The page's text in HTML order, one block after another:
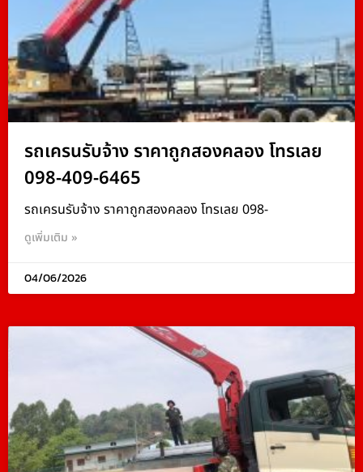
รถเครนรับจ้าง ราคาถูกสองคลอง โทรเลย
098-409-6465
รถเครนรับจ้าง ราคาถูกสองคลอง โทรเลย 098-
ดูเพิ่มเติม »
04/06/2026